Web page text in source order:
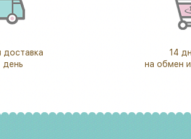
доставка
день
14
на обмен